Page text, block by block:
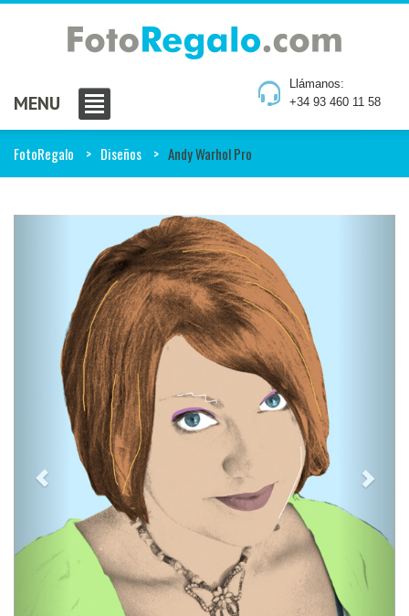
Llámanos:
+34 93 460 11 58
MENU
FotoRegalo Diseños Andy Warhol Pro